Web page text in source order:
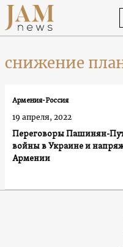
снижение
Переговоры Пашинян-
войны в Украине и
Армении
Армения-Россия
19 апреля, 2022